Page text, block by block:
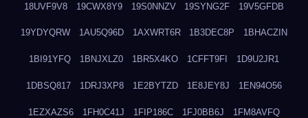
18UVF9V8 19CWX8Y9 19S0NNZV 19SYNG2F 19V5GFDB
19YDYQRW 1AU5Q96D 1AXWRT6R 1B3DEC8P 1BHACZIN
1BI91YFQ 1BNJXLZ0 1BR5X4KO 1CFFT9FI 1D9U2JR1
1DBSQ817 1DRJ3XP8 1E2BYTZD 1E8JEY8J 1EN94O56
1EZXAZS6 1FH0C41J 1FIP186C 1FJ0BB6J 1FM8AVFQ